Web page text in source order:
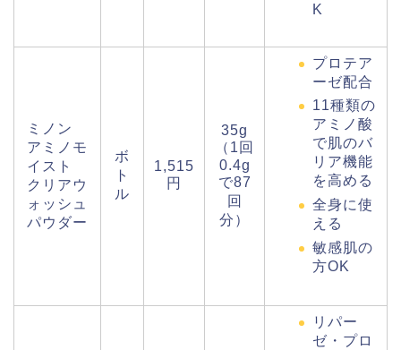
K
ミノン
アミノモ
イスト
クリアウ
ォッシュ
パウダー
ボ
ト
ル
1,515
円
35g
（1回
0.4g
で87
回
分）
プロテア
ーゼ配合
11種類の
アミノ酸
で肌のバ
リア機能
を高める
全身に使
える
敏感肌の
方OK
リパー
ゼ・プロ